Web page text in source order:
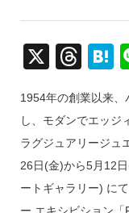
X
T
e
a
d
s
e
n
a
1954年の創業以来、
し、モダンでエッジ
ラグジュアリージュ
26日(金)から5月12
ートギャラリー) に